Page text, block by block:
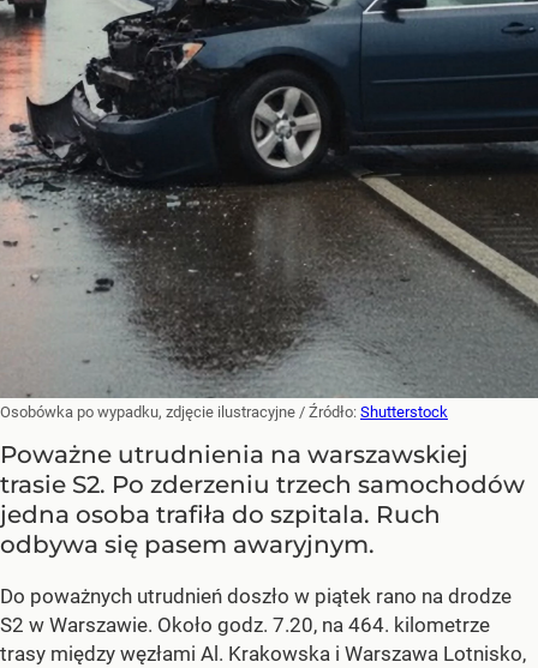
Osobówka po wypadku, zdjęcie ilustracyjne / Źródło: Shutterstock
Poważne utrudnienia na warszawskiej
trasie S2. Po zderzeniu trzech samochodów
jedna osoba trafiła do szpitala. Ruch
odbywa się pasem awaryjnym.
Do poważnych utrudnień doszło w piątek rano na drodze
S2 w Warszawie. Około godz. 7.20, na 464. kilometrze
trasy między węzłami Al. Krakowska i Warszawa Lotnisko,